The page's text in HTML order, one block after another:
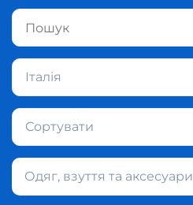
Італія
Сортувати
Одяг, взуття та аксесуари